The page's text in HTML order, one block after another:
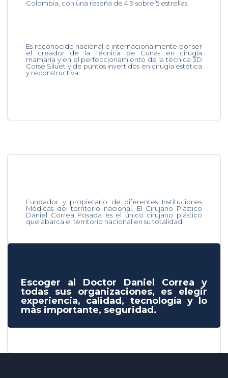
Colombia, con una reseña de 4.9 sobre 5 estrellas.
Es reconocido nacional e internacionalmente por ser
el creador de la Técnica de Cuñas en cirugía
mamaria y en el perfeccionamiento de la técnica 3D
Corsé Siluet y de puntos invertidos en cirugía estética
y reconstructiva.
Fundador y propietario de diferentes Instituciones
Médicas del territorio nacional. El Cirujano Plástico
Daniel Correa Posada es el único cirujano plástico
que abarca el territorio nacional en su totalidad
Escoger al Doctor Daniel Correa y
todas sus organizaciones, es elegir
experiencia, calidad, tecnología y lo
más importante, seguridad.